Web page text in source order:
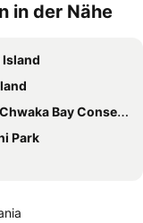
in der Nähe
Island
Bay Conservation Area
Park